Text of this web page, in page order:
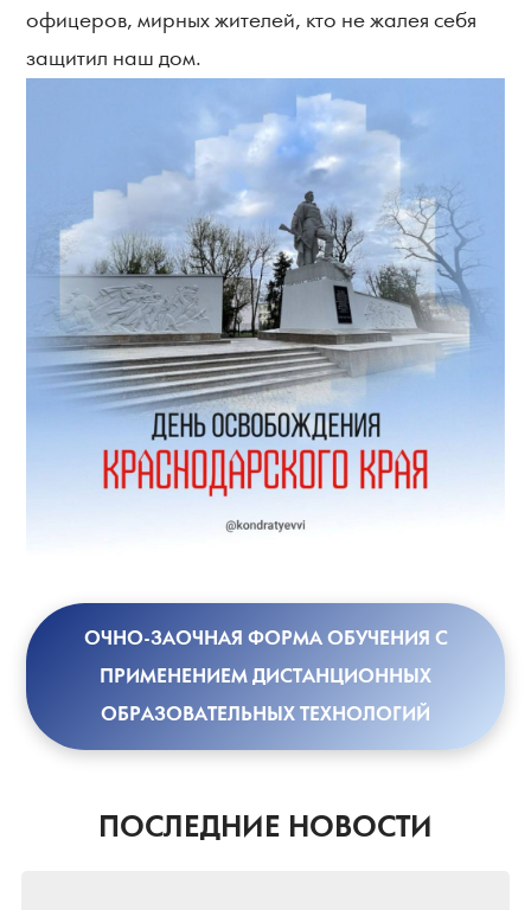
офицеров, мирных жителей, кто не жалея себя
защитил наш дом.
ОЧНО-ЗАОЧНАЯ ФОРМА ОБУЧЕНИЯ С
ПРИМЕНЕНИЕМ ДИСТАНЦИОННЫХ
ОБРАЗОВАТЕЛЬНЫХ ТЕХНОЛОГИЙ
ПОСЛЕДНИЕ НОВОСТИ